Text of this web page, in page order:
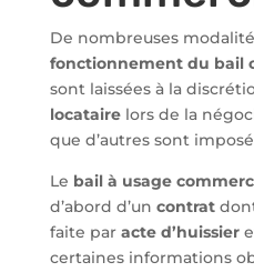
De nombreuses
fonctionnement du bail
sont laissées à la
locatairelors de la
que d’autres sont
Le bail à usage
d’abord d’un contrat
faite par acte d’huissier
certaines informations